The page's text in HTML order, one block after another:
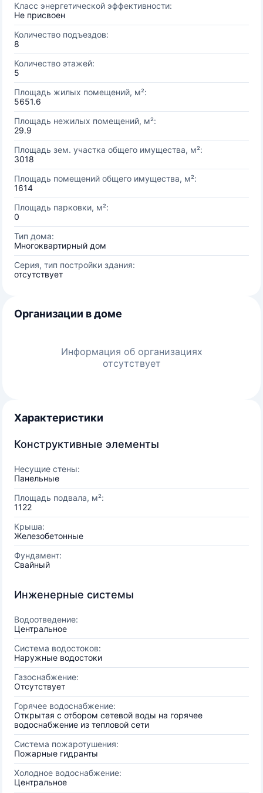
Класс энергетической эффективности:
Не присвоен
Количество подъездов:
8
Количество этажей:
5
Площадь жилых помещений, м²:
5651.6
Площадь нежилых помещений, м²:
29.9
Площадь зем. участка общего имущества, м²:
3018
Площадь помещений общего имущества, м²:
1614
Площадь парковки, м²:
0
Тип дома:
Многоквартирный дом
Серия, тип постройки здания:
отсутствует
Организации в доме
Информация об организациях
отсутствует
Характеристики
Конструктивные элементы
Несущие стены:
Панельные
Площадь подвала, м²:
1122
Крыша:
Железобетонные
Фундамент:
Свайный
Инженерные системы
Водоотведение:
Центральное
Система водостоков:
Наружные водостоки
Газоснабжение:
Отсутствует
Горячее водоснабжение:
Открытая с отбором сетевой воды на горячее
водоснабжение из тепловой сети
Система пожаротушения:
Пожарные гидранты
Холодное водоснабжение:
Центральное